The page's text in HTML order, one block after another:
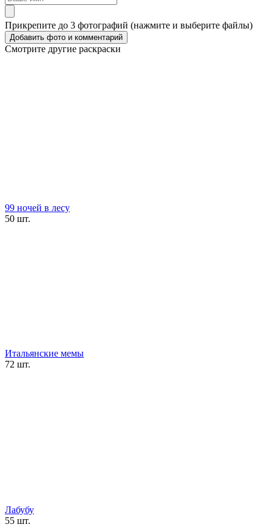
Прикрепите до 3 фотографий (нажмите и выберите файлы)
Смотрите другие раскраски
99 ночей в лесу
50 шт.
Итальянские мемы
72 шт.
Лабубу
55 шт.